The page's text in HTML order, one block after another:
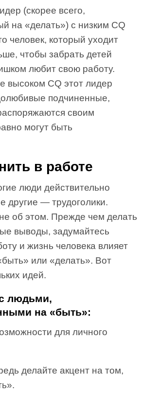
(скорее всего,
на «делать») с низким CQ
человек, который уходит
чтобы забрать детей
любит свою работу.
высоком CQ этот лидер
подчиненные,
своим
могут быть
в работе
люди действительно
другие — трудоголики.
об этом. Прежде чем делать
выводы, задумайтесь
и жизнь человека влияет
или «делать». Вот
идей.
людьми,
на «быть»:
для личного
делайте акцент на том,